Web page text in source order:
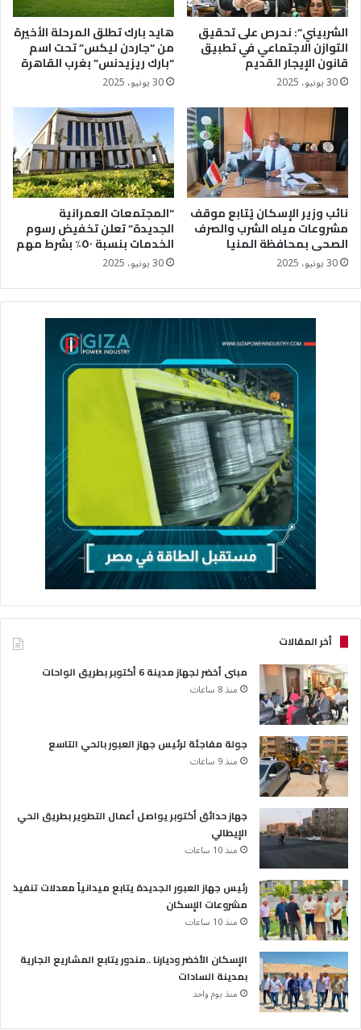
الشربيني”: نحرص على تحقيق
التوازن الاجتماعي في تطبيق
قانون الإيجار القديم
30 يونيو، 2025
هايد بارك تطلق المرحلة الأخيرة
من “جاردن ليكس” تحت اسم
“بارك ريزيدنس” بغرب القاهرة
30 يونيو، 2025
نائب وزير الإسكان يُتابع موقف
مشروعات مياه الشرب والصرف
الصحى بمحافظة المنيا
30 يونيو، 2025
“المجتمعات العمرانية
الجديدة” تعلن تخفيض رسوم
الخدمات بنسبة ٥٠٪؜ بشرط مهم
30 يونيو، 2025
أخر المقالات
مبنى أخضر لجهاز مدينة 6 أكتوبر بطريق الواحات
منذ 8 ساعات
جولة مفاجئة لرئيس جهاز العبور بالحي التاسع
منذ 9 ساعات
جهاز حدائق أكتوبر يواصل أعمال التطوير بطريق الحي
الإيطالي
منذ 10 ساعات
رئيس جهاز العبور الجديدة يتابع ميدانياً معدلات تنفيذ
مشروعات الإسكان
منذ 10 ساعات
الإسكان الأخضر وديارنا ..مندور يتابع المشاريع الجارية
بمدينة السادات
منذ يوم واحد